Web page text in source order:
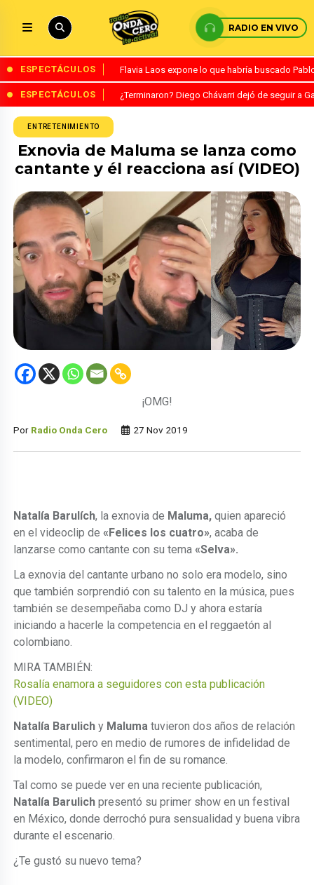
RADIO EN VIVO
ESPECTÁCULOS Flavia Laos expone lo que habría buscado
ESPECTÁCULOS ¿Terminaron? Diego Chávarri dejó de seguir a
ENTRETENIMIENTO
Exnovia de Maluma se lanza como
cantante y él reacciona así (VIDEO)
¡OMG!
Por Radio Onda Cero 27 Nov 2019
Natalía Barulích, la exnovia de Maluma, quien apareció
en el videoclip de«Felices los cuatro», acaba de
lanzarse como cantante con su tema«Selva».
La exnovia del cantante urbano no solo era modelo, sino
que también sorprendió con su talento en la música, pues
también se desempeñaba como DJ y ahora estaría
iniciando a hacerle la competencia en el reggaetón al
colombiano.
MIRA TAMBIÉN:
Rosalía enamora a seguidores con esta publicación
(VIDEO)
Natalía Barulich y Maluma tuvieron dos años de relación
sentimental, pero en medio de rumores de infidelidad de
la modelo, confirmaron el fin de su romance.
Tal como se puede ver en una reciente publicación,
Natalía Barulich presentó su primer show en un festival
en México, donde derrochó pura sensualidad y buena vibra
durante el escenario.
¿Te gustó su nuevo tema?